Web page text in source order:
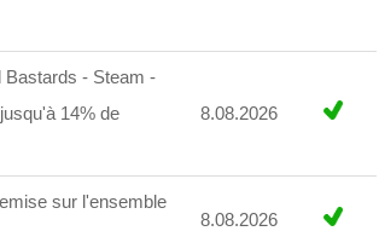
Bastards - Steam -
14% de
8.08.2026
sur l'ensemble
8.08.2026